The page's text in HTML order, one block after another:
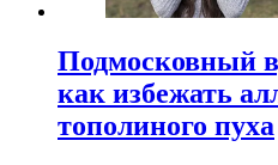
Подмосковный
как избежать
тополиного пуха